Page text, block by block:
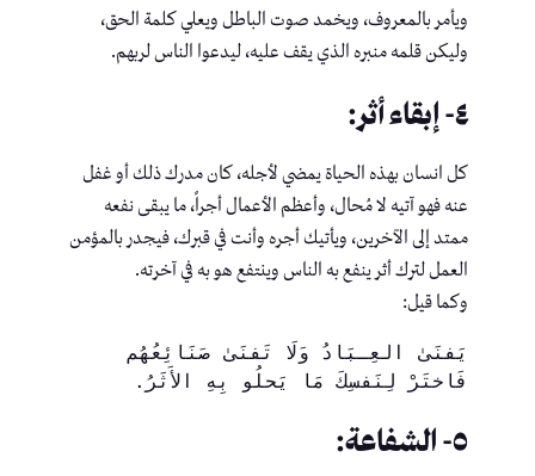
ويأمر بالمعروف، ويخمد صوت الباطل ويعلي كلمة الحق،
وليكن قلمه منبره الذي يقف عليه، ليدعوا الناس لربهم.
٤- إبقاء أثر:
كل انسان بهذه الحياة يمضي لأجله، كان مدرك ذلك أو غفل
عنه فهو آتيه لا مُحال، وأعظم الأعمال أجراً، ما يبقى نفعه
ممتد إلى الآخرين، ويأتيك أجره وأنت في قبرك، فيجدر بالمؤمن
العمل لترك أثر ينفع به الناس وينتفع هو به في آخرته.
وكما قيل:
يَفنَىٰ العِـبَادُ وَلَا تَفنَىٰ صَنَائِعُهُم
فَاختَرْ لِنَفسِكَ مَا يَحلُو بِهِ الأَثَرُ.
٥- الشفاعة: